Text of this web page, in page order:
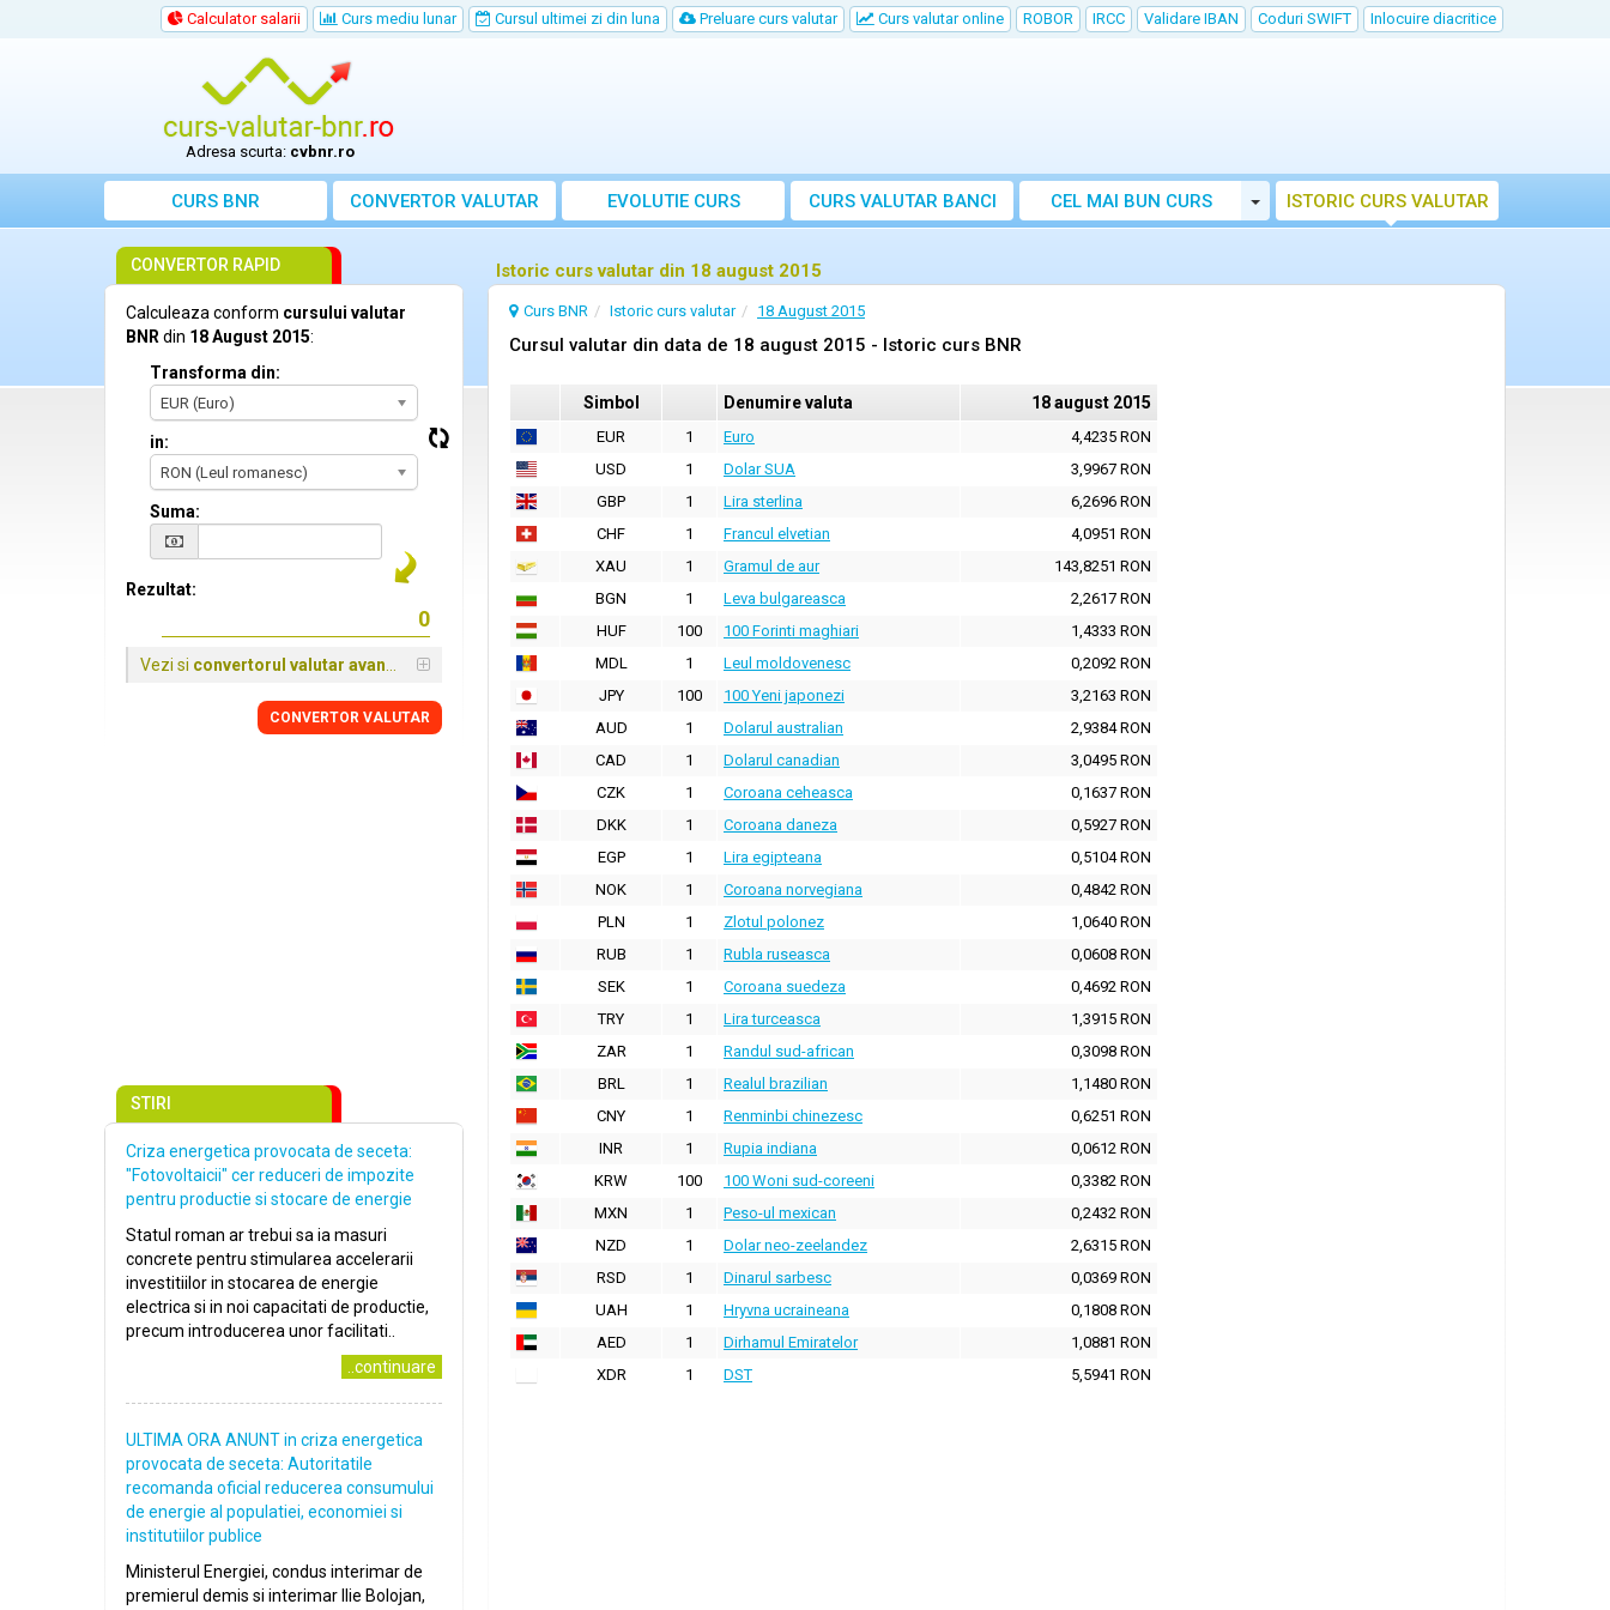
Calculator salarii Curs mediu lunar Cursul ultimei zi din luna Preluare curs valutar Curs valutar online ROBOR IRCC Validare IBAN Coduri SWIFT Inlocuire diacritice
Adresa scurta: cvbnr.ro
CURS BNR CONVERTOR VALUTAR EVOLUTIE CURS CURS VALUTAR BANCI CEL MAI BUN CURS Toggle Dropdown
ISTORIC CURS VALUTAR
Istoric curs valutar din 18 august 2015
Curs BNR Istoric curs valutar 18 August 2015
Cursul valutar din data de 18 august 2015 - Istoric curs BNR
Simbol Denumire valuta 18 august 2015
EUR 1 Euro
4,4235 RON
USD
1 Dolar SUA
3,9967 RON
GBP
1 Lira sterlina
6,2696 RON
CHF
1 Francul elvetian
4,0951 RON
XAU
1 Gramul de aur
143,8251 RON
BGN
1 Leva bulgareasca
2,2617 RON
HUF
100 100 Forinti maghiari
1,4333 RON
MDL
1 Leul moldovenesc
0,2092 RON
JPY
100 100 Yeni japonezi
3,2163 RON
AUD
1 Dolarul australian
2,9384 RON
CAD
1 Dolarul canadian
3,0495 RON
CZK
1 Coroana ceheasca
0,1637 RON
DKK
1 Coroana daneza
0,5927 RON
EGP
1 Lira egipteana
0,5104 RON
NOK
1 Coroana norvegiana
0,4842 RON
PLN
1 Zlotul polonez
1,0640 RON
RUB
1 Rubla ruseasca
0,0608 RON
SEK
1 Coroana suedeza
0,4692 RON
TRY
1 Lira turceasca
1,3915 RON
ZAR
1 Randul sud-african
0,3098 RON
BRL
1 Realul brazilian
1,1480 RON
CNY
1 Renminbi chinezesc
0,6251 RON
INR
1 Rupia indiana
0,0612 RON
KRW
100 100 Woni sud-coreeni
0,3382 RON
MXN
1 Peso-ul mexican
0,2432 RON
NZD
1 Dolar neo-zeelandez
2,6315 RON
RSD
1 Dinarul sarbesc
0,0369 RON
UAH
1 Hryvna ucraineana
0,1808 RON
AED
1 Dirhamul Emiratelor
1,0881 RON
XDR
1 DST 5,5941 RON
CONVERTOR RAPID
Calculeaza conform cursului valutar
BNR din 18 August 2015:
Transforma din:
EUR (Euro)
in:
RON (Leul romanesc)
Suma:
Rezultat:
Vezi si convertorul valutar avansat
CONVERTOR VALUTAR
STIRI
Criza energetica provocata de seceta:
″Fotovoltaicii″ cer reduceri de impozite
pentru productie si stocare de energie
Statul roman ar trebui sa ia masuri
concrete pentru stimularea accelerarii
investitiilor in stocarea de energie
electrica si in noi capacitati de productie,
precum introducerea unor facilitati..
..continuare
ULTIMA ORA ANUNT in criza energetica
provocata de seceta: Autoritatile
recomanda oficial reducerea consumului
de energie al populatiei, economiei si
institutiilor publice
Ministerul Energiei, condus interimar de
premierul demis si interimar Ilie Bolojan,